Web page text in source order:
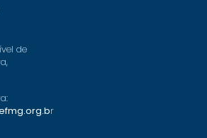
de
r